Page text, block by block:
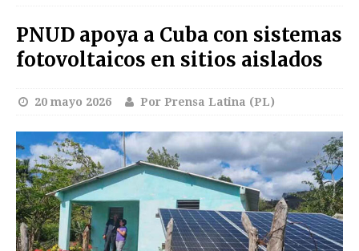
PNUD apoya a Cuba con sistemas
fotovoltaicos en sitios aislados
20 mayo 2026 Por Prensa Latina (PL)